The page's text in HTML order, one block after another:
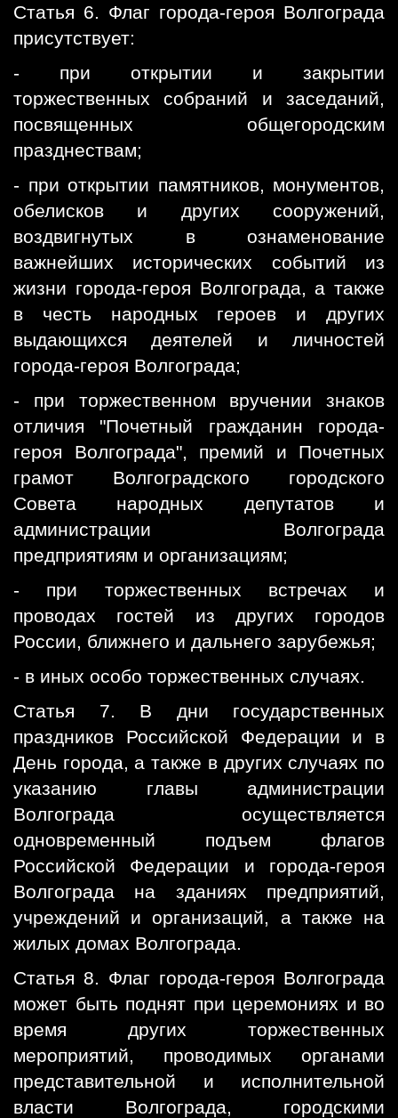
Статья 6. Флаг города-героя Волгограда
присутствует:
- при открытии и закрытии
торжественных собраний и заседаний,
посвященных общегородским
празднествам;
- при открытии памятников, монументов,
обелисков и других сооружений,
воздвигнутых в ознаменование
важнейших исторических событий из
жизни города-героя Волгограда, а также
в честь народных героев и других
выдающихся деятелей и личностей
города-героя Волгограда;
- при торжественном вручении знаков
отличия "Почетный гражданин города-
героя Волгограда", премий и Почетных
грамот Волгоградского городского
Совета народных депутатов и
администрации Волгограда
предприятиям и организациям;
- при торжественных встречах и
проводах гостей из других городов
России, ближнего и дальнего зарубежья;
- в иных особо торжественных случаях.
Статья 7. В дни государственных
праздников Российской Федерации и в
День города, а также в других случаях по
указанию главы администрации
Волгограда осуществляется
одновременный подъем флагов
Российской Федерации и города-героя
Волгограда на зданиях предприятий,
учреждений и организаций, а также на
жилых домах Волгограда.
Статья 8. Флаг города-героя Волгограда
может быть поднят при церемониях и во
время других торжественных
мероприятий, проводимых органами
представительной и исполнительной
власти Волгограда, городскими